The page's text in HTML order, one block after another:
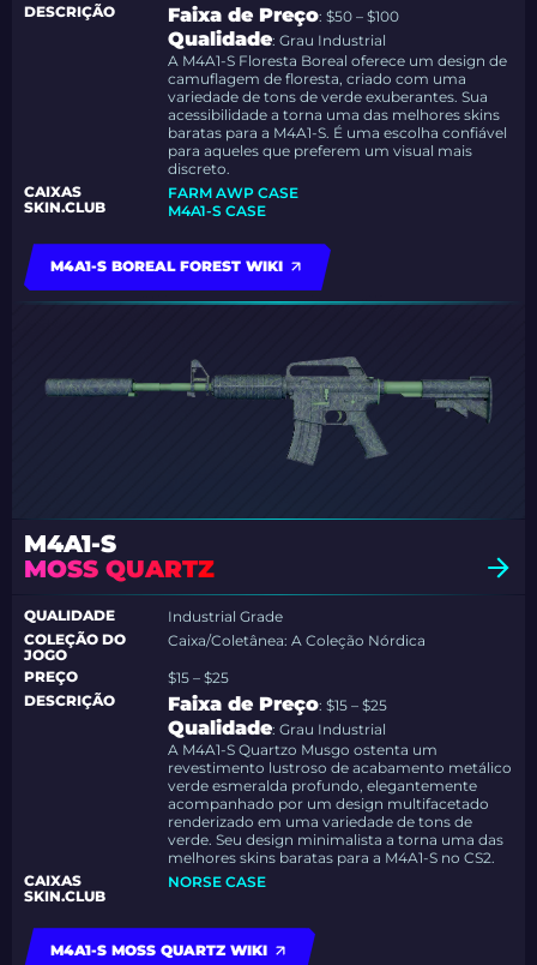
DESCRIÇÃO
Faixa de Preço: $50 – $100
Qualidade: Grau Industrial
A M4A1-S Floresta Boreal oferece um design de
camuflagem de floresta, criado com uma
variedade de tons de verde exuberantes. Sua
acessibilidade a torna uma das melhores skins
baratas para a M4A1-S. É uma escolha confiável
para aqueles que preferem um visual mais
discreto.
CAIXAS
SKIN.CLUB
FARM AWP CASE
M4A1-S CASE
M4A1-S BOREAL FOREST WIKI
M4A1-S
MOSS QUARTZ
QUALIDADE
Industrial Grade
COLEÇÃO DO
JOGO
Caixa/Coletânea: A Coleção Nórdica
PREÇO
$15 – $25
DESCRIÇÃO
Faixa de Preço: $15 – $25
Qualidade: Grau Industrial
A M4A1-S Quartzo Musgo ostenta um
revestimento lustroso de acabamento metálico
verde esmeralda profundo, elegantemente
acompanhado por um design multifacetado
renderizado em uma variedade de tons de
verde. Seu design minimalista a torna uma das
melhores skins baratas para a M4A1-S no CS2.
CAIXAS
SKIN.CLUB
NORSE CASE
M4A1-S MOSS QUARTZ WIKI